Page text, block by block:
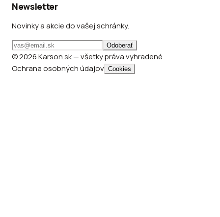
Newsletter
Novinky a akcie do vašej schránky.
Odoberať
© 2026 Karson.sk — všetky práva vyhradené
Ochrana osobných údajov Cookies